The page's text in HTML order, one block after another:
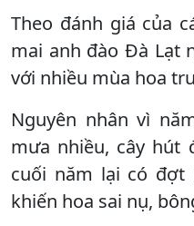
Theo đánh giá của
mai anh đào Đà Lạt
với nhiều mùa hoa
Nguyên nhân vì
mưa nhiều, cây hút
cuối năm lại có đợt
khiến hoa sai nụ,